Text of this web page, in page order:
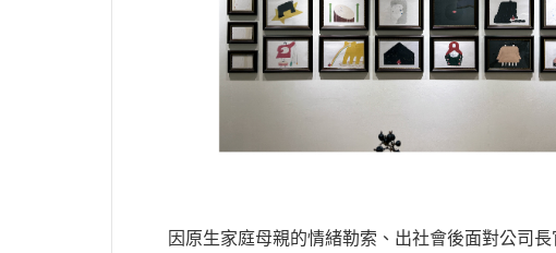
因原生家庭母親的情緒勒索、出社會後面對公司長